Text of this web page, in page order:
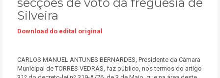
Silveira
Download do edital original
CARLOS MANUEL ANTUNES BERNARDES, Presidente da Câmara
Municipal de TORRES VEDRAS, faz público, nos termos do artigo